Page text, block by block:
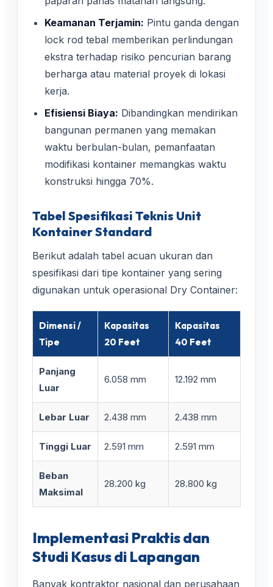
Keamanan Terjamin: Pintu ganda dengan
lock rod tebal memberikan perlindungan
ekstra terhadap risiko pencurian barang
berharga atau material proyek di lokasi
kerja.
Efisiensi Biaya: Dibandingkan mendirikan
bangunan permanen yang memakan
waktu berbulan-bulan, pemanfaatan
modifikasi kontainer memangkas waktu
konstruksi hingga 70%.
Tabel Spesifikasi Teknis Unit
Kontainer Standard
Berikut adalah tabel acuan ukuran dan
spesifikasi dari tipe kontainer yang sering
digunakan untuk operasional Dry Container:
Dimensi /
Tipe
Kapasitas
20 Feet
Kapasitas
40 Feet
Panjang
Luar
6.058 mm 12.192 mm
Lebar Luar 2.438 mm 2.438 mm
Tinggi Luar 2.591 mm 2.591 mm
Beban
Maksimal
28.200 kg 28.800 kg
Implementasi Praktis dan
Studi Kasus di Lapangan
Banyak kontraktor nasional dan perusahaan